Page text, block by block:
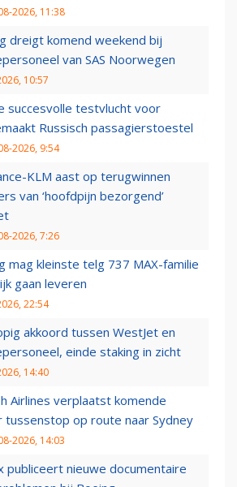
2026, 11:38
dreigt komend weekend bij
van SAS Noorwegen
10:57
succesvolle testvlucht voor
Russisch passagierstoestel
2026, 9:54
KLM aast op terugwinnen
van ‘hoofdpijn bezorgend’
2026, 7:26
mag kleinste telg 737 MAX-familie
gaan leveren
22:54
akkoord tussen WestJet en
einde staking in zicht
14:40
Airlines verplaatst komende
tussenstop op route naar Sydney
2026, 14:03
publiceert nieuwe documentaire